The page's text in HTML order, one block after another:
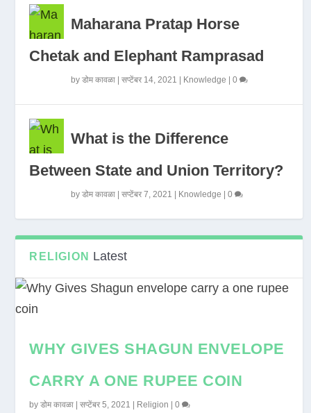
Maharana Pratap Horse
Chetak and Elephant Ramprasad
byडोम कावळा |सप्टेंबर 14, 2021 Knowledge |0
What is the Difference
Between State and Union Territory?
byडोम कावळा |सप्टेंबर 7, 2021 Knowledge |0
RELIGION Latest
WHY GIVES SHAGUN ENVELOPE
CARRY A ONE RUPEE COIN
byडोम कावळा |सप्टेंबर 5, 2021 Religion |0